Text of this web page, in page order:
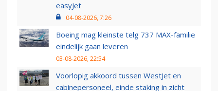
easyJet
04-08-2026, 7:26
Boeing mag kleinste telg 737 MAX-familie
eindelijk gaan leveren
03-08-2026, 22:54
Voorlopig akkoord tussen WestJet en
cabinepersoneel, einde staking in zicht